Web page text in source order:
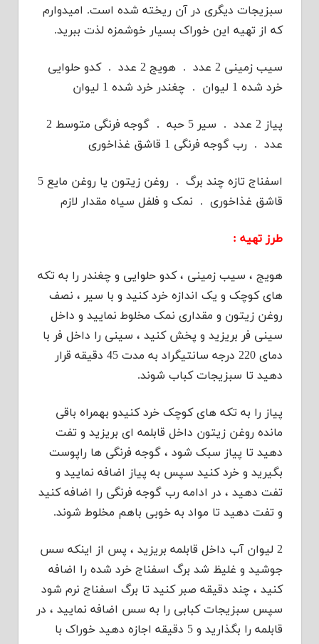
سبزیجات دیگری در آن ریخته شده است. امیدوارم
که از تهیه این خوراک بسیار خوشمزه لذت ببرید.
سیب زمینی 2 عدد . هویج 2 عدد . کدو حلوایی
خرد شده 1 لیوان . چغندر خرد شده 1 لیوان
پیاز 2 عدد . سیر 5 حبه . گوجه فرنگی متوسط 2
عدد . رب گوجه فرنگی 1 قاشق غذاخوری
اسفناج تازه چند برگ . روغن زیتون یا روغن مایع 5
قاشق غذاخوری . نمک و فلفل سیاه مقدار لازم
طرز تهیه :
هویج ، سیب زمینی ، کدو حلوایی و چغندر را به تکه
های کوچک و یک اندازه خرد کنید و با سیر ، نصف
روغن زیتون و مقداری نمک مخلوط نمایید و داخل
سینی فر بریزید و پخش کنید ، سینی را داخل فر با
دمای 220 درجه سانتیگراد به مدت 45 دقیقه قرار
دهید تا سبزیجات کباب شوند.
پیاز را به تکه های کوچک خرد کنیدو بهمراه باقی
مانده روغن زیتون داخل قابلمه ای بریزید و تفت
دهید تا پیاز سبک شود ، گوجه فرنگی ها راپوست
بگیرید و خرد کنید سپس به پیاز اضافه نمایید و
تفت دهید ، در ادامه رب گوجه فرنگی را اضافه کنید
و تفت دهید تا مواد به خوبی باهم مخلوط شوند.
2 لیوان آب داخل قابلمه بریزید ، پس از اینکه سس
جوشید و غلیظ شد برگ اسفناج خرد شده را اضافه
کنید ، چند دقیقه صبر کنید تا برگ اسفناج نرم شود
سپس سبزیجات کبابی را به سس اضافه نمایید ، در
قابلمه را بگذارید و 5 دقیقه اجازه دهید خوراک با